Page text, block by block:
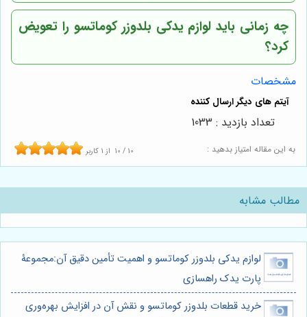
چه زمانی باید لوازم یدکی بلدوزر کوماتسو را تعویض
کرد؟
مشخصات
به این مقاله امتیاز بدهید : 10 / 10 از 1 کاربر
تعداد بازدید : 1033
مطالب مشابه
لوازم یدکی بلدوزر کوماتسو و اهمیت تأمین دقیق آن:مجموعۀ
پارت یدک راهسازی
خرید قطعات بلدوزر کوماتسو و نقش آن در افزایش بهره‌وری